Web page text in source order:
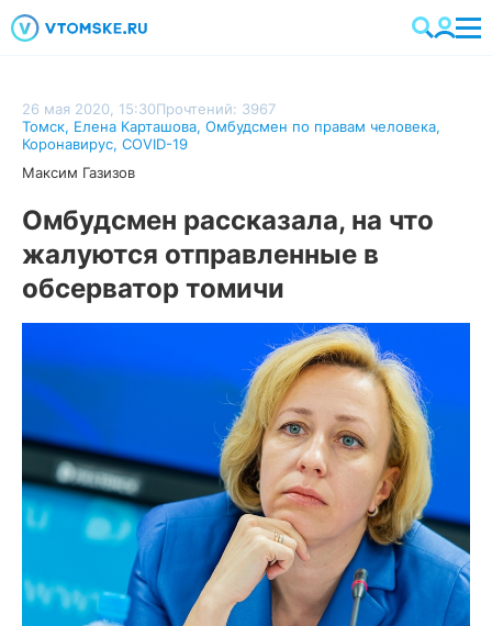
26 мая 2020, 15:30Прочтений: 3967
Томск, Елена Карташова, Омбудсмен по правам человека,
Коронавирус, COVID-19
Максим Газизов
Омбудсмен рассказала, на что
жалуются отправленные в
обсерватор томичи